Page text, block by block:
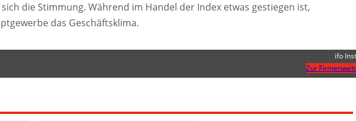
die Stimmung. Während im Handel der Index etwas gestiegen ist,
das Geschäftsklima.
ifo
Zur